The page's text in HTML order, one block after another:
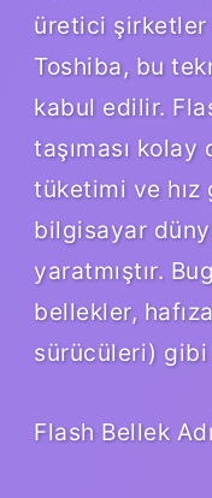
üretici
Toshiba, bu
kabul edilir.
taşıması kolay
tüketimi ve hız
bilgisayar
yaratmıştır.
bellekler,
sürücüleri) gibi
Flash Bellek